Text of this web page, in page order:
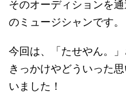
そのオーディションを
のミュージシャンです。
今回は、「たせやん。
きっかけやどういった
いました！